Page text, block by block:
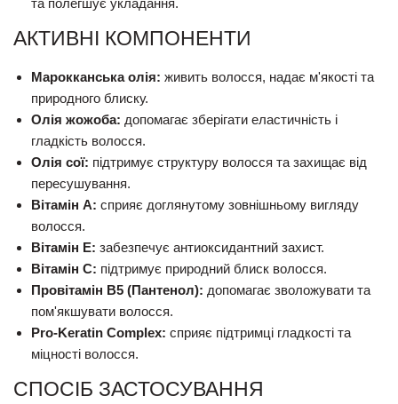
та полегшує укладання.
АКТИВНІ КОМПОНЕНТИ
Марокканська олія: живить волосся, надає м'якості та
природного блиску.
Олія жожоба: допомагає зберігати еластичність і
гладкість волосся.
Олія сої: підтримує структуру волосся та захищає від
пересушування.
Вітамін A: сприяє доглянутому зовнішньому вигляду
волосся.
Вітамін E: забезпечує антиоксидантний захист.
Вітамін C: підтримує природний блиск волосся.
Провітамін B5 (Пантенол): допомагає зволожувати та
пом'якшувати волосся.
Pro-Keratin Complex: сприяє підтримці гладкості та
міцності волосся.
СПОСІБ ЗАСТОСУВАННЯ